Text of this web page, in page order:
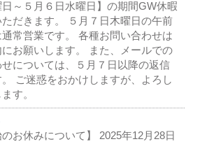
日～５月６日水曜日】の期間GW休暇
ただきます。 ５月７日木曜日の午前
通常営業です。 各種お問い合わせは
お願いします。 また、メールでの
については、５月７日以降の返信
ご迷惑をおかけしますが、よろし
す。
のお休みについて】 2025年12月28日